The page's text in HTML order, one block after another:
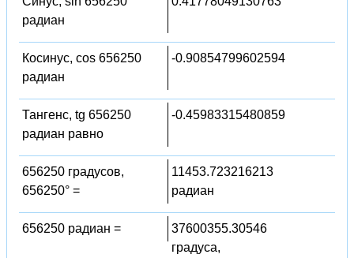
радиан
Косинус, cos 656250
радиан
-0.90854799602594
Тангенс, tg 656250
радиан равно
-0.45983315480859
656250 градусов,
656250° =
11453.723216213
радиан
656250 радиан =
37600355.30546
градуса,